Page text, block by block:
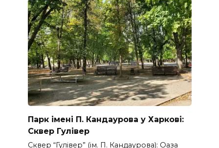
Парк імені П. Кандаурова у Харкові:
Сквер Гулівер
Сквер “Гулівер” (ім. П. Кандаурова): Оаза